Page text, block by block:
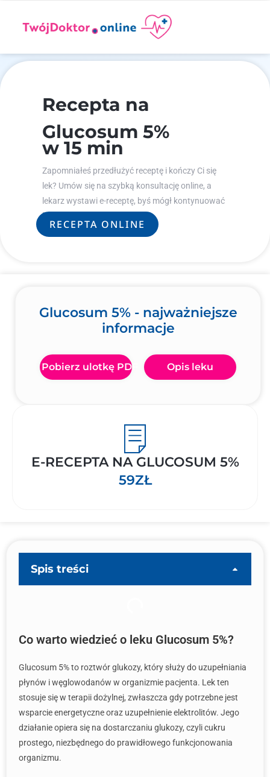
Recepta na
Glucosum 5%
w 15 min
Zapomniałeś przedłużyć receptę i kończy Ci się
lek? Umów się na szybką konsultację online, a
lekarz wystawi e-receptę, byś mógł kontynuować
leczenie.
RECEPTA ONLINE
Glucosum 5% - najważniejsze
informacje
Pobierz ulotkę PDF Opis leku
E-RECEPTA NA GLUCOSUM 5%
59ZŁ
Spis treści
Co warto wiedzieć o leku Glucosum 5%?
Glucosum 5% to roztwór glukozy, który służy do uzupełniania
płynów i węglowodanów w organizmie pacjenta. Lek ten
stosuje się w terapii dożylnej, zwłaszcza gdy potrzebne jest
wsparcie energetyczne oraz uzupełnienie elektrolitów. Jego
działanie opiera się na dostarczaniu glukozy, czyli cukru
prostego, niezbędnego do prawidłowego funkcjonowania
organizmu.